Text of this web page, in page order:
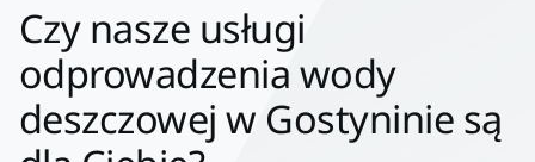
Czy nasze usługi
odprowadzenia wody
deszczowej w Gostyninie są